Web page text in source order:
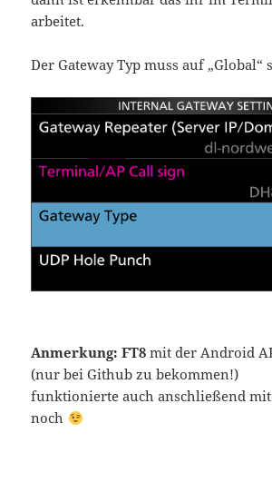
arbeitet.
Der Gateway Typ muss auf „Global“
Anmerkung: FT8 mit der Android
(nur bei Github zu bekommen!)
funktionierte auch anschließend mit
noch